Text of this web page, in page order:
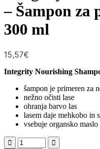
– Šampon za
300 ml
15,57€
Integrity Nourishing
šampon je primeren za
nežno očisti lase
ohranja barvo las
lasem daje mehkobo in
vsebuje organsko